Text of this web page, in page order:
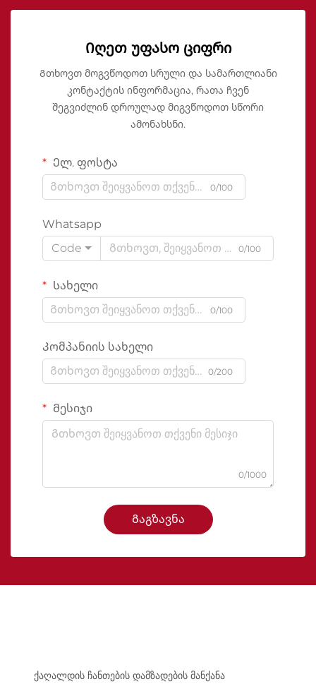
Იღეთ უფასო ციფრი
Გთხოვთ მოგვწოდოთ სრული და სამართლიანი
კონტაქტის ინფორმაცია, რათა ჩვენ
შეგვიძლინ დროულად მიგვწოდოთ სწორი
ამონახსნი.
Ელ. ფოსტა
0/100
Whatsapp
Code
0/100
Სახელი
0/100
Კომპანიის სახელი
0/200
Მესიჯი
0/1000
Გაგზავნა
ქაღალდის ჩანთების დამზადების მანქანა